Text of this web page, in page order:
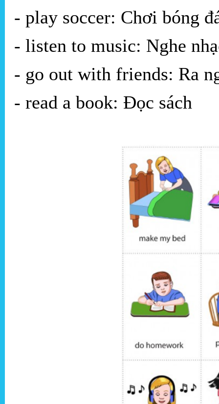
- play soccer: Chơi bóng
- listen to music: Nghe
- go out with friends: Ra
- read a book: Đọc sách